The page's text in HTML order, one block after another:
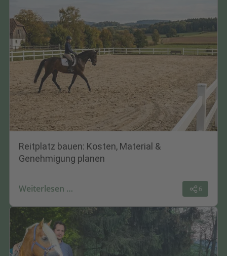
Reitplatz bauen: Kosten, Material &
Genehmigung planen
Weiterlesen … 6